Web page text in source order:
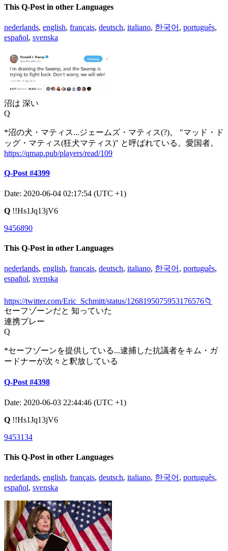
This Q-Post in other Languages
nederlands, english, français, deutsch, italiano, 한국어 , português,
español, svenska
沼は 深い
Q
*沼の犬・マティス...ジェームズ・マティス(?)。 "マッド・ド
ッグ・マティス(狂犬マティス)" と呼ばれている。愛国者。
https://qmap.pub/players/read/109
Q-Post #4399
Date: 2020-06-04 02:17:54 (UTC +1)
Q !!Hs1Jq13jV6
9456890
This Q-Post in other Languages
nederlands, english, français, deutsch, italiano, 한국어 , português,
español, svenska
https://twitter.com/Eric_Schmitt/status/1268195075953176576📁
セーフゾーンだと 知っていた
連携プレー
Q
*セーフゾーンを提供している...逮捕した抗議者をキム・ガ
ードナーが次々と釈放している
Q-Post #4398
Date: 2020-06-03 22:44:46 (UTC +1)
Q !!Hs1Jq13jV6
9453134
This Q-Post in other Languages
nederlands, english, français, deutsch, italiano, 한국어 , português,
español, svenska